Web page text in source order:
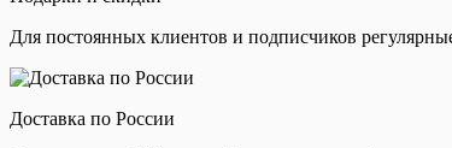
Для постоянных клиентов и подписчиков
Доставка по России